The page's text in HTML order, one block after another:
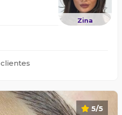
Zina
5/5